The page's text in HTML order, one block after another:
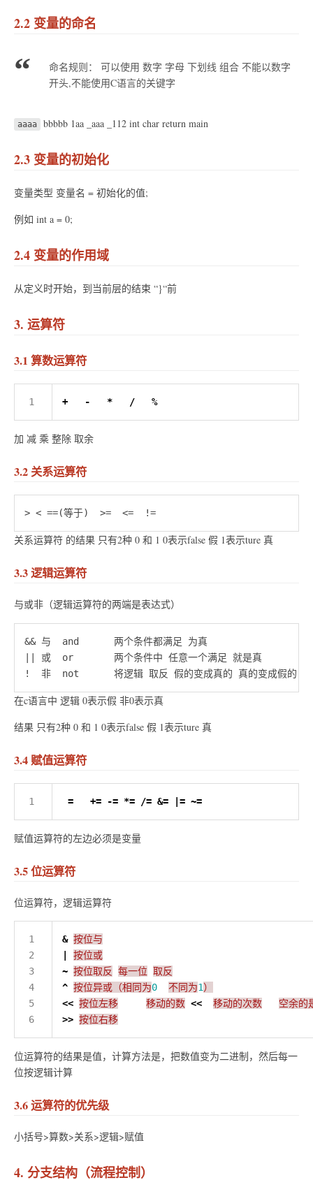
2.2 变量的命名
命名规则： 可以使用 数字 字母 下划线 组合 不能以数字
开头,不能使用C语言的关键字
aaaa bbbbb 1aa _aaa _112 int char return main
2.3 变量的初始化
变量类型 变量名 = 初始化的值;
例如 int a = 0;
2.4 变量的作用域
从定义时开始，到当前层的结束 “}“前
3. 运算符
3.1 算数运算符
1 + - * / %
加 减 乘 整除 取余
3.2 关系运算符
关系运算符 的结果 只有2种 0 和 1 0表示false 假 1表示ture 真
3.3 逻辑运算符
与或非（逻辑运算符的两端是表达式）
&& 与  and	两个条件都满足 为真
|| 或  or 	两个条件中 任意一个满足 就是真
在c语言中 逻辑 0表示假 非0表示真
结果 只有2种 0 和 1 0表示false 假 1表示ture 真
3.4 赋值运算符
= += -= *= /= &= |= ~=
赋值运算符的左边必须是变量
3.5 位运算符
位运算符，逻辑运算符
1
2
3
4
5
6
& 按位与
按位或
~ 按位取反 每一位 取反
^ 按位异或（相同为0 不同为1）
<< 按位左移 移动的数 << 移动的次数
空余的
>> 按位右移
位运算符的结果是值，计算方法是，把数值变为二进制，然后每一
位按逻辑计算
3.6 运算符的优先级
小括号>算数>关系>逻辑>赋值
4. 分支结构（流程控制）